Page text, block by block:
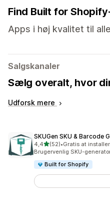
Find Built for
Apps i høj kvalitet til
Salgskanaler
Sælg overalt, hvor
Udforsk mere
SKUGen SKU & Barcode
4,4ud af 5 stjerner
(52)
52 anmeldelser i alt
•Gratis at
Brugervenlig SKU-
Built for Shopify